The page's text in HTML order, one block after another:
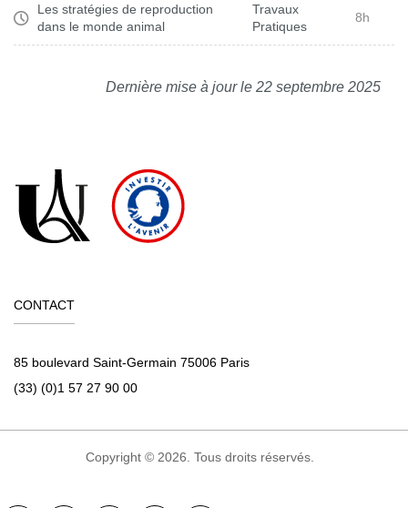
Les stratégies de reproduction
dans le monde animal
Travaux
Pratiques
8h
Dernière mise à jour le 22 septembre 2025
CONTACT
85 boulevard Saint-Germain 75006 Paris
(33) (0)1 57 27 90 00
Copyright © 2026. Tous droits réservés.